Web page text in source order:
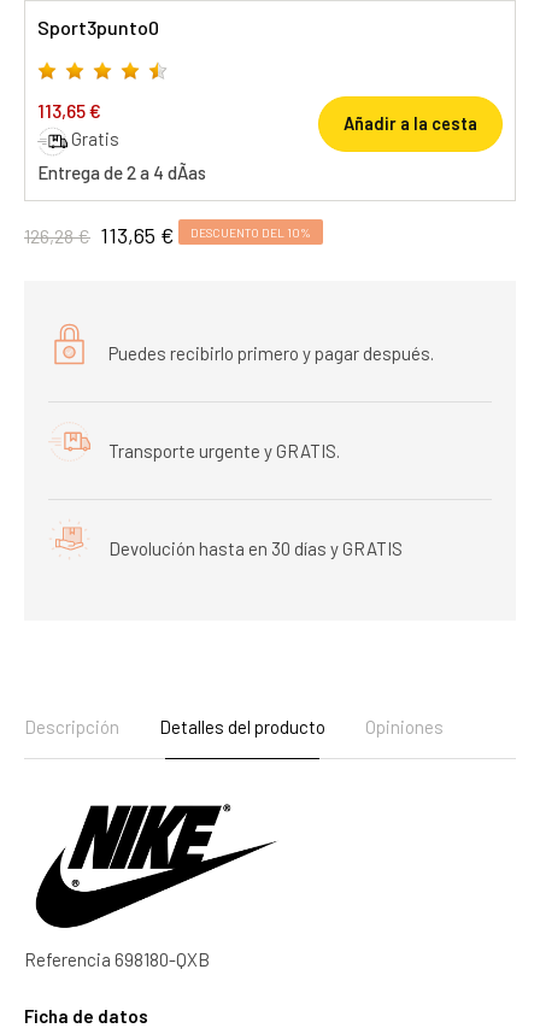
Sport3punto0
113,65 €
Gratis
Entrega de 2 a 4 dÃ­as
Añadir a la cesta
126,28 € 113,65 € DESCUENTO DEL 10%
Puedes recibirlo primero y pagar después.
Transporte urgente y GRATIS.
Devolución hasta en 30 días y GRATIS
Descripción Detalles del producto Opiniones
Referencia 698180-QXB
Ficha de datos